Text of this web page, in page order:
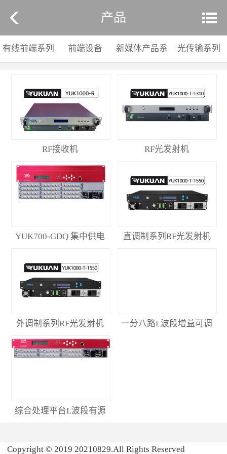
产品
有线前端系列 前端设备 新媒体产品系 光传输系列
RF接收机 RF光发射机
YUK700-GDQ 集中供电
直调制系列RF光发射机
外调制系列RF光发射机
一分八路L波段增益可调
综合处理平台L波段有源
Copyright © 2019 20210829.All Rights Reserved